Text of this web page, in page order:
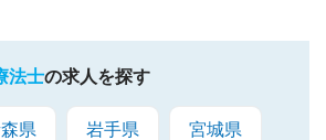
法士の求人を探す
県 岩手県 宮城県